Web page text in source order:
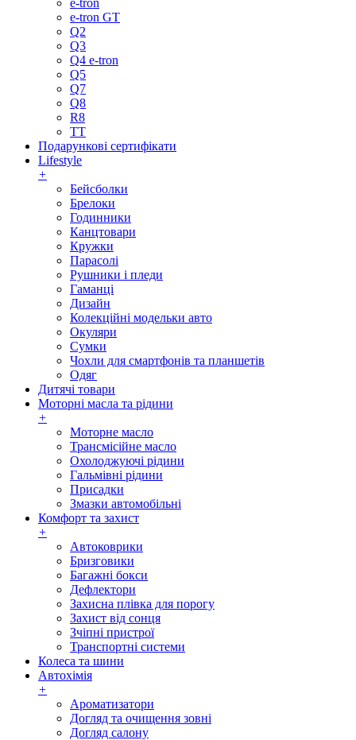
e-tron
e-tron GT
Q2
Q3
Q4 e-tron
Q5
Q7
Q8
R8
TT
Подарункові сертифікати
Lifestyle
+
Бейсболки
Брелоки
Годинники
Канцтовари
Кружки
Парасолі
Рушники і пледи
Гаманці
Дизайн
Колекційні модельки авто
Окуляри
Сумки
Чохли для смартфонів та планшетів
Одяг
Дитячі товари
Моторні масла та рідини
+
Моторне масло
Трансмісійне масло
Охолоджуючі рідини
Гальмівні рідини
Присадки
Змазки автомобільні
Комфорт та захист
+
Автоковрики
Бризговики
Багажні бокси
Дефлектори
Захисна плівка для порогу
Захист від сонця
Зчіпні пристрої
Транспортні системи
Колеса та шини
Автохімія
+
Ароматизатори
Догляд та очищення зовні
Догляд салону